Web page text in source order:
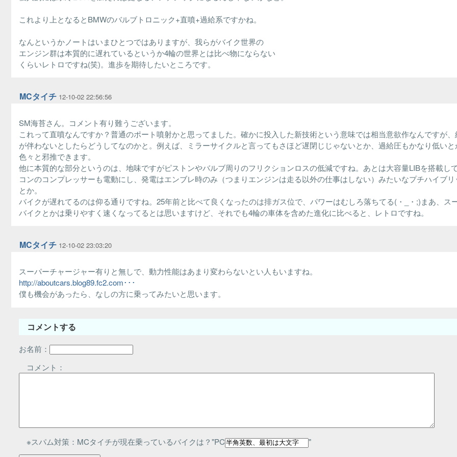
これより上となるとBMWのバルブトロニック+直噴+過給系ですかね。
なんというかノートはいまひとつではありますが、我らがバイク世界の
エンジン群は本質的に遅れているというか4輪の世界とは比べ物にならない
くらいレトロですね(笑)。進歩を期待したいところです。
MCタイチ 12-10-02 22:56:56
SM海苔さん。コメント有り難うございます。
これって直噴なんですか？普通のポート噴射かと思ってました。確かに投入した新技術という意味では相当意欲作なんですが
が伴わないとしたらどうしてなのかと。例えば、ミラーサイクルと言ってもさほど遅閉じじゃないとか、過給圧もかなり低いと
色々と邪推できます。
他に本質的な部分というのは、地味ですがピストンやバルブ周りのフリクションロスの低減ですね。あとは大容量LIBを搭載し
コンのコンプレッサーも電動にし、発電はエンブレ時のみ（つまりエンジンは走る以外の仕事はしない）みたいなプチハイブリ
とか。
バイクが遅れてるのは仰る通りですね。25年前と比べて良くなったのは排ガス位で、パワーはむしろ落ちてる(・_・;)まあ、ス
バイクとかは乗りやすく速くなってるとは思いますけど、それでも4輪の車体を含めた進化に比べると、レトロですね。
MCタイチ 12-10-02 23:03:20
スーパーチャージャー有りと無しで、動力性能はあまり変わらないとい人もいますね。
http://aboutcars.blog89.fc2.com･･･
僕も機会があったら、なしの方に乗ってみたいと思います。
コメントする
お名前：
コメント：
※スパム対策：MCタイチが現在乗っているバイクは？"PC "